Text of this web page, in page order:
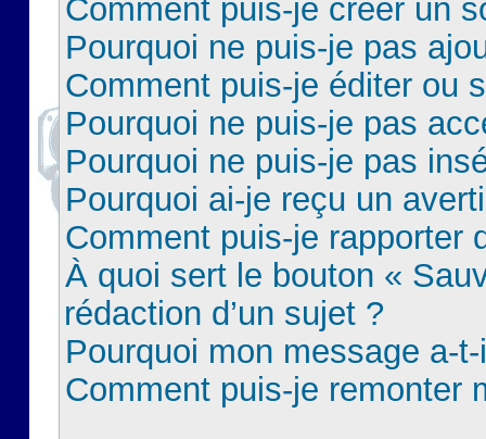
Comment puis-je créer un
Pourquoi ne puis-je pas
Comment puis-je éditer ou
Pourquoi ne puis-je pas
Pourquoi ne puis-je pas
Pourquoi ai-je reçu un
Comment puis-je rapporter
À quoi sert le bouton «
rédaction d’un sujet ?
Pourquoi mon message a-
Comment puis-je remonter